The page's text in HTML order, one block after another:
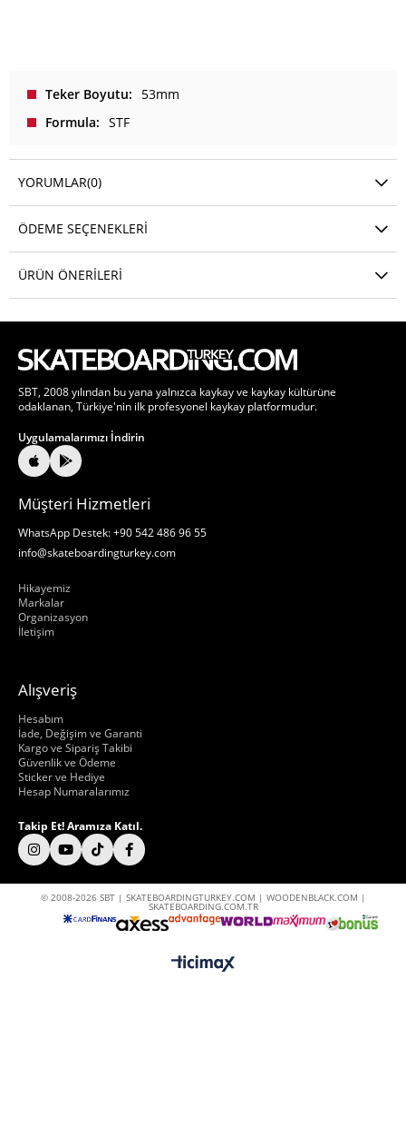
Teker Boyutu
53mm
Formula
STF
YORUMLAR(0)
ÖDEME SEÇENEKLERI
ÜRÜN ÖNERILERI
SBT, 2008 yılından bu yana yalnızca kaykay ve kaykay kültürüne
odaklanan, Türkiye'nin ilk profesyonel kaykay platformudur.
Uygulamalarımızı İndirin
Müşteri Hizmetleri
WhatsApp Destek: +90 542 486 96 55
info@skateboardingturkey.com
Hikayemiz
Markalar
Organizasyon
İletişim
Alışveriş
Hesabım
İade, Değişim ve Garanti
Kargo ve Sipariş Takibi
Güvenlik ve Ödeme
Sticker ve Hediye
Hesap Numaralarımız
Takip Et! Aramıza Katıl.
© 2008-2026 SBT | SKATEBOARDINGTURKEY.COM | WOODENBLACK.COM |
SKATEBOARDING.COM.TR